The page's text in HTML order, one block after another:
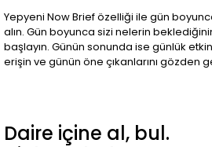
Yepyeni Now Brief özelliği ile gün
alın. Gün boyunca sizi nelerin
başlayın. Günün sonunda ise günlük
erişin ve günün öne çıkanlarını gözden
Daire içine al, bul.